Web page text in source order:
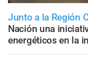
Junto a la Región
Nación una
energéticos en la